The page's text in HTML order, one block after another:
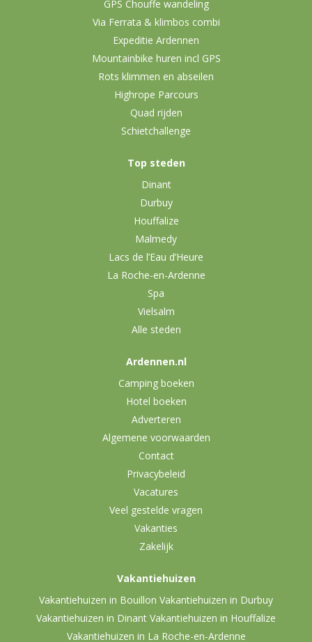
GPS Chouffe wandeling
Via Ferrata & klimbos combi
Expeditie Ardennen
Mountainbike huren incl GPS
Rots klimmen en abseilen
Highrope Parcours
Quad rijden
Schietchallenge
Top steden
Dinant
Durbuy
Houffalize
Malmedy
Lacs de l’Eau d’Heure
La Roche-en-Ardenne
Spa
Vielsalm
Alle steden
Ardennen.nl
Camping boeken
Hotel boeken
Adverteren
Algemene voorwaarden
Contact
Privacybeleid
Vacatures
Veel gestelde vragen
Vakanties
Zakelijk
Vakantiehuizen
Vakantiehuizen in Bouillon Vakantiehuizen in Durbuy
Vakantiehuizen in Dinant Vakantiehuizen in Houffalize
Vakantiehuizen in La Roche-en-Ardenne